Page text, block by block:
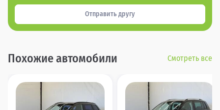
Отправить другу
Похожие автомобили Смотреть все